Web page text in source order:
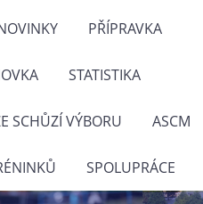
PŘÍPRAVKA
STATISTIKA
SCHŮZÍ VÝBORU ASCM
SPOLUPRÁCE